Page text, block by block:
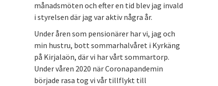
månadsmöten och efter en tid blev jag invald
i styrelsen där jag var aktiv några år.
Under åren som pensionärer har vi, jag och
min hustru, bott sommarhalvåret i Kyrkäng
på Kirjalaön, där vi har vårt sommartorp.
Under våren 2020 när Coronapandemin
började rasa tog vi vår tillflykt till